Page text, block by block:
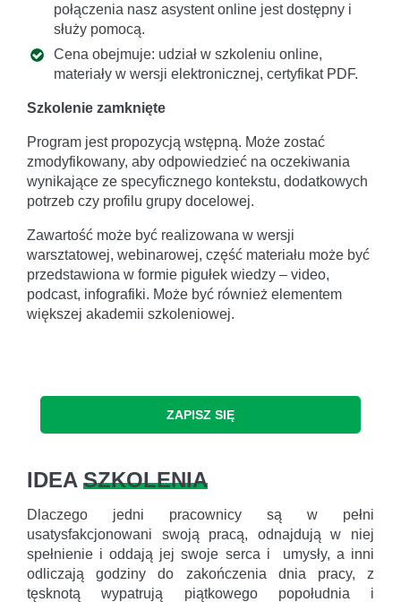
połączenia nasz asystent online jest dostępny i
służy pomocą.
Cena obejmuje: udział w szkoleniu online,
materiały w wersji elektronicznej, certyfikat PDF.
Szkolenie zamknięte
Program jest propozycją wstępną. Może zostać
zmodyfikowany, aby odpowiedzieć na oczekiwania
wynikające ze specyficznego kontekstu, dodatkowych
potrzeb czy profilu grupy docelowej.
Zawartość może być realizowana w wersji
warsztatowej, webinarowej, część materiału może być
przedstawiona w formie pigułek wiedzy – video,
podcast, infografiki. Może być również elementem
większej akademii szkoleniowej.
ZAPISZ SIĘ
IDEA SZKOLENIA
Dlaczego jedni pracownicy są w pełni
usatysfakcjonowani swoją pracą, odnajdują w niej
spełnienie i oddają jej swoje serca i umysły, a inni
odliczają godziny do zakończenia dnia pracy, z
tęsknotą wypatrują piątkowego popołudnia i